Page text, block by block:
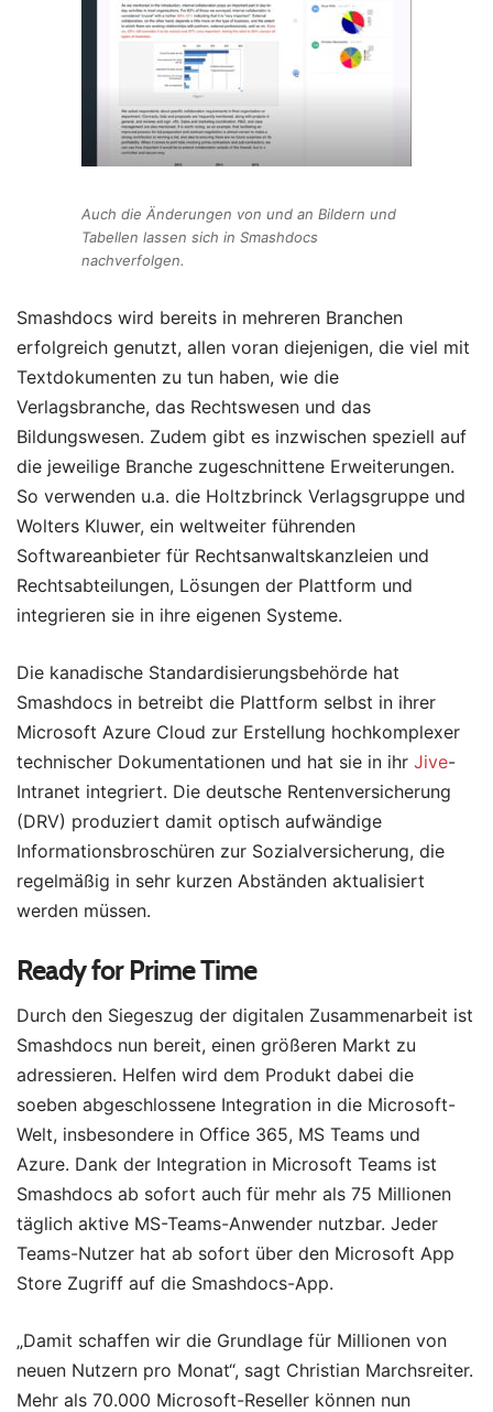
Auch die Änderungen von und an Bildern und
Tabellen lassen sich in Smashdocs
nachverfolgen.
Smashdocs wird bereits in mehreren Branchen
erfolgreich genutzt, allen voran diejenigen, die viel mit
Textdokumenten zu tun haben, wie die
Verlagsbranche, das Rechtswesen und das
Bildungswesen. Zudem gibt es inzwischen speziell auf
die jeweilige Branche zugeschnittene Erweiterungen.
So verwenden u.a. die Holtzbrinck Verlagsgruppe und
Wolters Kluwer, ein weltweiter führenden
Softwareanbieter für Rechtsanwaltskanzleien und
Rechtsabteilungen, Lösungen der Plattform und
integrieren sie in ihre eigenen Systeme.
Die kanadische Standardisierungsbehörde hat
Smashdocs in betreibt die Plattform selbst in ihrer
Microsoft Azure Cloud zur Erstellung hochkomplexer
technischer Dokumentationen und hat sie in ihr Jive-
Intranet integriert. Die deutsche Rentenversicherung
(DRV) produziert damit optisch aufwändige
Informationsbroschüren zur Sozialversicherung, die
regelmäßig in sehr kurzen Abständen aktualisiert
werden müssen.
Ready for Prime Time
Durch den Siegeszug der digitalen Zusammenarbeit ist
Smashdocs nun bereit, einen größeren Markt zu
adressieren. Helfen wird dem Produkt dabei die
soeben abgeschlossene Integration in die Microsoft-
Welt, insbesondere in Office 365, MS Teams und
Azure. Dank der Integration in Microsoft Teams ist
Smashdocs ab sofort auch für mehr als 75 Millionen
täglich aktive MS-Teams-Anwender nutzbar. Jeder
Teams-Nutzer hat ab sofort über den Microsoft App
Store Zugriff auf die Smashdocs-App.
„Damit schaffen wir die Grundlage für Millionen von
neuen Nutzern pro Monat“, sagt Christian Marchsreiter.
Mehr als 70.000 Microsoft-Reseller können nun